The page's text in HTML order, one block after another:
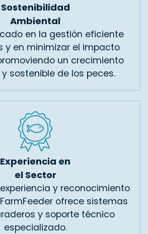
Sostenibilidad
Ambiental
en la gestión eficiente
y en minimizar el impacto
un crecimiento
sostenible de los peces.
Experiencia en
el Sector
y reconocimiento
ofrece sistemas
y soporte técnico
especializado.